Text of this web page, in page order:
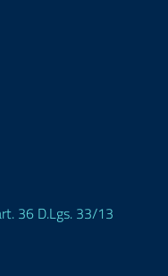
36 D.Lgs. 33/13